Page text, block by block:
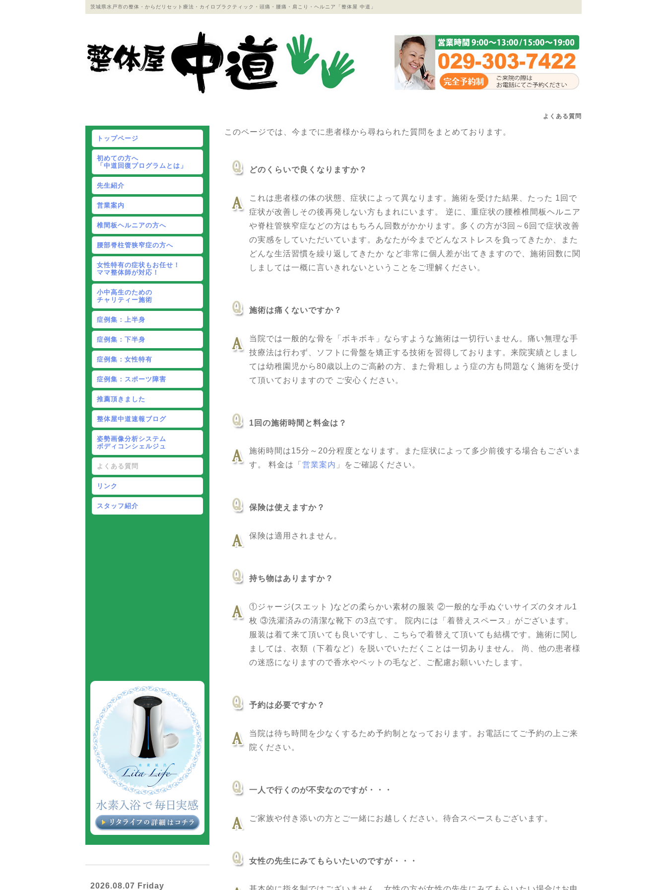
茨城県水戸市の整体・からだリセット療法・カイロプラクティック・頭痛・腰痛・肩こり・ヘルニア「整体屋 中道」
よくある質問
このページでは、今までに患者様から尋ねられた質問をまとめております。
どのくらいで良くなりますか？
これは患者様の体の状態、症状によって異なります。施術を受けた結果、たった 1回で
症状が改善しその後再発しない方もまれにいます。 逆に、重症状の腰椎椎間板ヘルニア
や脊柱管狭窄症などの方はもちろん回数がかかります。多くの方が3回～6回で症状改善
の実感をしていただいています。あなたが今までどんなストレスを負ってきたか、また
どんな生活習慣を繰り返してきたか など非常に個人差が出てきますので、施術回数に関
しましては一概に言いきれないということをご理解ください。
施術は痛くないですか？
当院では一般的な骨を「ボキボキ」ならすような施術は一切行いません。痛い無理な手
技療法は行わず、ソフトに骨盤を矯正する技術を習得しております。来院実績としまし
ては幼稚園児から80歳以上のご高齢の方、また骨粗しょう症の方も問題なく施術を受け
て頂いておりますので ご安心ください。
1回の施術時間と料金は？
施術時間は15分～20分程度となります。また症状によって多少前後する場合もございま
す。 料金は「 営業案内 」をご確認ください。
保険は使えますか？
保険は適用されません。
持ち物はありますか？
①ジャージ(スエット )などの柔らかい素材の服装 ②一般的な手ぬぐいサイズのタオル1
枚 ③洗濯済みの清潔な靴下 の3点です。 院内には「着替えスペース」がございます。
服装は着て来て頂いても良いですし、こちらで着替えて頂いても結構です。施術に関し
ましては、衣類（下着など）を脱いでいただくことは一切ありません。 尚、他の患者様
の迷惑になりますので香水やペットの毛など、ご配慮お願いいたします。
予約は必要ですか？
当院は待ち時間を少なくするため予約制となっております。お電話にてご予約の上ご来
院ください。
一人で行くのが不安なのですが・・・
ご家族や付き添いの方とご一緒にお越しください。待合スペースもございます。
女性の先生にみてもらいたいのですが・・・
トップページ
初めての方へ
「中道回復プログラムとは」
先生紹介
営業案内
椎間板ヘルニアの方へ
腰部脊柱管狭窄症の方へ
女性特有の症状もお任せ！
ママ整体師が対応！
小中高生のための
チャリティー施術
症例集：上半身
症例集：下半身
症例集：女性特有
症例集：スポーツ障害
推薦頂きました
整体屋中道速報ブログ
姿勢画像分析システム
ボディコンシェルジュ
よくある質問
リンク
スタッフ紹介
2026.08.07 Friday